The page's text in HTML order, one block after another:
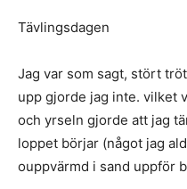
Tävlingsdagen
Jag var som sagt, stört
upp gjorde jag inte. vilket
och yrseln gjorde att jag
loppet börjar (något jag
ouppvärmd i sand uppför